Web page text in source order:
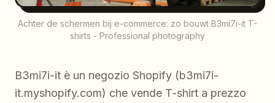
Achter de schermen bij e-commerce: zo bouwt B3mi7i-it T-
shirts - Professional photography
B3mi7i-it è un negozio Shopify (b3mi7i-
it.myshopify.com) che vende T-shirt a prezzo